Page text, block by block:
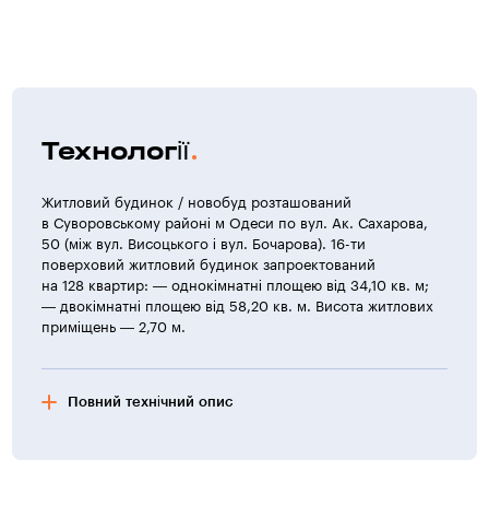
Технології
Житловий будинок / новобуд розташований
в Суворовському районі м Одеси по вул. Ак. Сахарова,
50 (між вул. Висоцького і вул. Бочарова). 16-ти
поверховий житловий будинок запроектований
на 128 квартир: — однокімнатні площею від 34,10 кв. м;
— двокімнатні площею від 58,20 кв. м. Висота житлових
приміщень — 2,70 м.
Повний технічний опис